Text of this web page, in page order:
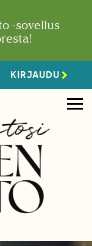
-sovellus
KIRJAUDU